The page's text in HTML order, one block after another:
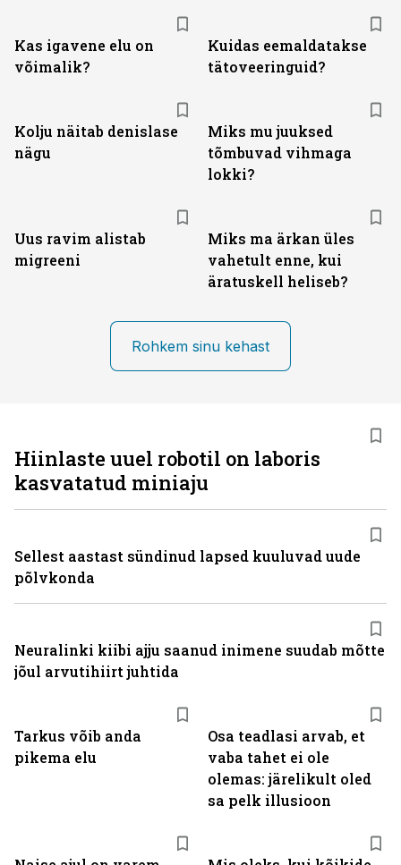
Kas igavene elu on
võimalik?
Kuidas eemaldatakse
tätoveeringuid?
Kolju näitab denislase
nägu
Miks mu juuksed
tõmbuvad vihmaga
lokki?
Uus ravim alistab
migreeni
Miks ma ärkan üles
vahetult enne, kui
äratuskell heliseb?
Rohkem sinu kehast
Tarkus võib anda
pikema elu
Osa teadlasi arvab, et
vaba tahet ei ole
olemas: järelikult oled
sa pelk illusioon
Hiinlaste uuel robotil on laboris
kasvatatud miniaju
Sellest aastast sündinud lapsed kuuluvad uude
põlvkonda
Neuralinki kiibi ajju saanud inimene suudab mõtte
jõul arvutihiirt juhtida